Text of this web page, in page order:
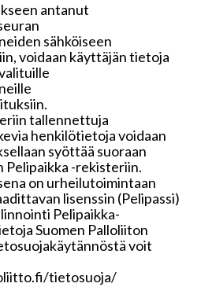
antanut
sähköiseen
voidaan käyttäjän tietoja
tallennettuja
henkilötietoja voidaan
syöttää suoraan
Pelipaikka -rekisteriin.
on urheilutoimintaan
lisenssin (Pelipassi)
Pelipaikka-
Suomen Palloliiton
voit
tietosuoja/